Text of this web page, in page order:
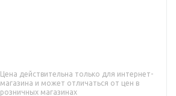
Цена действительна только для интернет-
магазина и может отличаться от цен в
розничных магазинах